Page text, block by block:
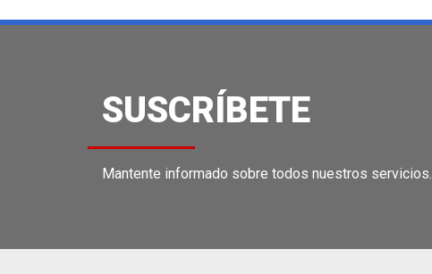
SUSCRÍBETE
Mantente informado sobre todos nuestros servicios.